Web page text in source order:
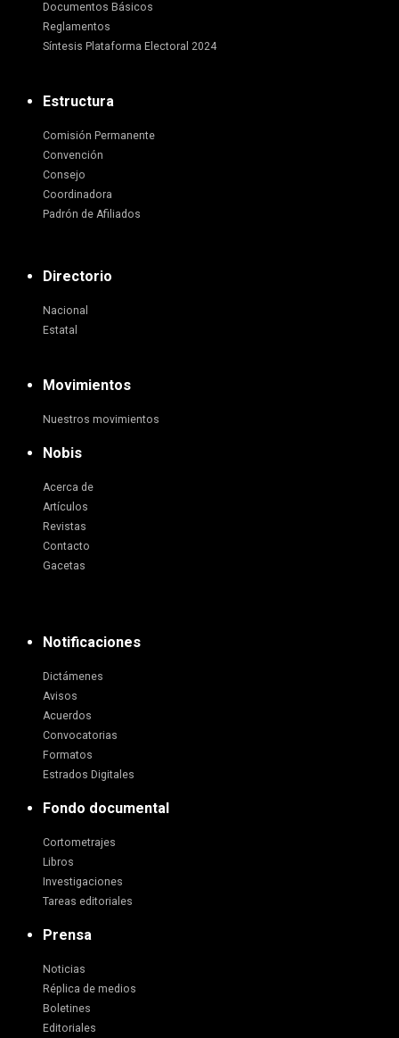
Documentos Básicos
Reglamentos
Síntesis Plataforma Electoral 2024
Estructura
Comisión Permanente
Convención
Consejo
Coordinadora
Padrón de Afiliados
Directorio
Nacional
Estatal
Movimientos
Nuestros movimientos
Nobis
Acerca de
Artículos
Revistas
Contacto
Gacetas
Notificaciones
Dictámenes
Avisos
Acuerdos
Convocatorias
Formatos
Estrados Digitales
Fondo documental
Cortometrajes
Libros
Investigaciones
Tareas editoriales
Prensa
Noticias
Réplica de medios
Boletines
Editoriales